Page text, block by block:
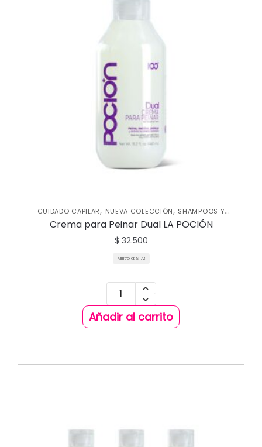
CUIDADO CAPILAR, NUEVA COLECCIÓN, SHAMPOOS Y
ACONDICIONADORES
, TRATAMIENTOS CAPILARES
Crema para Peinar Dual LA POCIÓN
$ 32.500
Mililitro a: $ 72
Añadir al carrito